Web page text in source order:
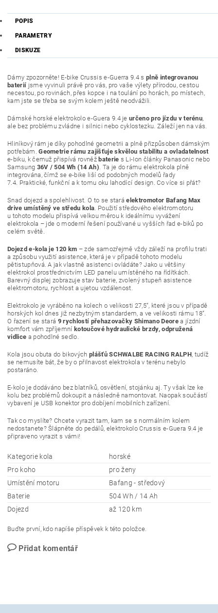
POPIS
PARAMETRY
DISKUZE
Dámy zpozorněte! E-bike Crussis e-Guerra 9.4 splně integrovanou
baterií jsme vyvinuli právě pro vás, pro vaše výlety přírodou, cestou
necestou, po rovinách, přes kopce i na toulání po horách, po místech,
kam jste se třeba se svým kolem ještě neodvážili.
Dámské horské elektrokolo e-Guera 9.4 jeurčeno pro jízdu v terénu,
ale bez problému zvládne i silnici nebo cyklostezku. Záleží jen na vás.
Hliníkový rám je díky pohodlné geometrii a plně přizpůsoben dámským
potřebám.Geometrie rámu zajišťuje skvělou stabilitu a ovladatelnost
e-biku, k čemuž přispívá rovněž baterie s Li-Ion články Panasonic nebo
Samsung 36V / 504 Wh (14 Ah). Ta je do rámu elektrokola plně
integrována, čímž se e-bike liší od podobných modelů řady
7.4. Praktické, funkční a k tomu oku lahodící design. Co více si přát?
Snad dojezd a spolehlivost. O to se staráelektromotor Bafang Max
drive umístěný ve středu kola. Použití středového elektromotoru
u tohoto modelu přispívá velkou měrou k ideálnímu vyvážení
elektrokola – jde o moderní řešení používané u vyšších řad e-biků po
celém světě.
Dojezd e-kola je 120 km – zde samozřejmě vždy záleží na profilu trati
a způsobu využití asistence, která je v případě tohoto modelu
pětistupňová. A jak vlastně asistenci ovládáte? Jako u většiny
elektrokol prostřednictvím LED panelu umístěného na řídítkách.
Barevný displej zobrazuje stav baterie, zvolený stupeň asistence
elektromotoru, rychlost a ujetou vzdálenost.
Elektrokolo je vyráběno na kolech o velikosti 27,5“, které jsou v případě
horských kol dnes již nezbytným standardem, a ve velikosti rámu 18“.
O řazení se stará 9 rychlostí přehazovačky Shimano Deorea jízdní
komfort vám zpříjemní kotoučové hydraulické brzdy, odpružená
vidlice a pohodlné sedlo.
Kola jsou obuta do bikových plášťů SCHWALBE RACING RALPH, tudíž
se nemusíte bát, že by o přilnavost elektrokola v terénu nebylo
postaráno.
E-kolo je dodáváno bez blatníků, osvětlení, stojánku aj. Ty však lze ke
kolu bez problémů dokoupit a následně namontovat. Naopak součástí
vybavení je USB konektor pro dobíjení mobilních zařízení.
Tak co myslíte? Chcete vyrazit tam, kam se s normálním kolem
nedostanete? Šlápněte do pedálů, elektrokolo Crussis e-Guera 9.4 je
připraveno vyrazit s vámi!
Kategorie kola
horské
Pro koho
pro ženy
Umístění motoru
Bafang - středový
Baterie
504 Wh / 14 Ah
Dojezd
až 120 km
Buďte první, kdo napíše příspěvek k této položce.
Přidat komentář